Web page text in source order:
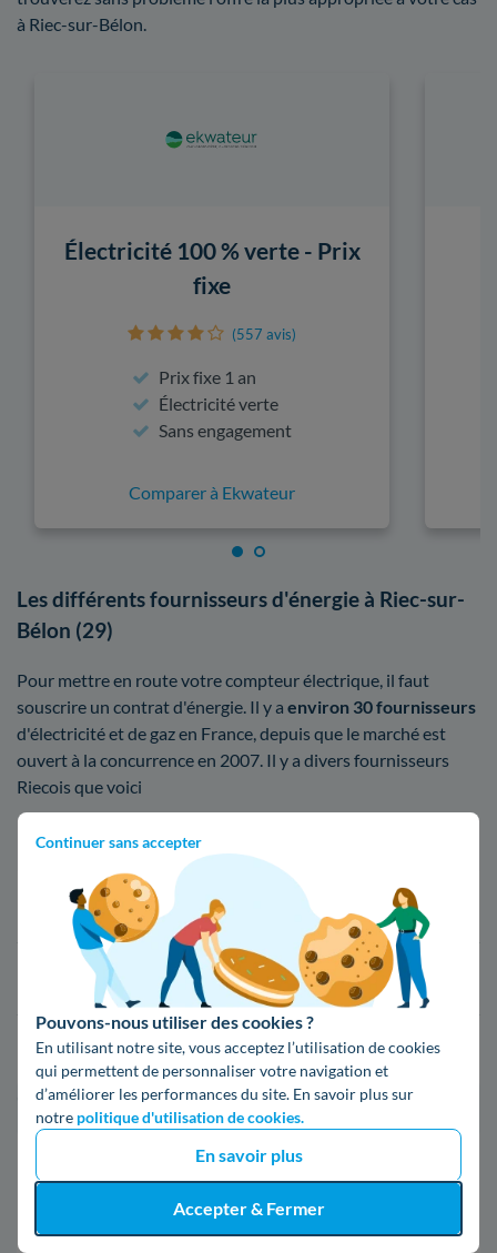
Continuer sans accepter
Pouvons-nous utiliser des cookies ?
En utilisant notre site, vous acceptez l’utilisation de cookies
qui permettent de personnaliser votre navigation et
d’améliorer les performances du site. En savoir plus sur
notre politique d'utilisation de cookies.
En savoir plus
Accepter & Fermer
à Riec-sur-Bélon.
Électricité 100 % verte - Prix
fixe
(557 avis)
Prix fixe 1 an
Électricité verte
Sans engagement
Comparer à Ekwateur
Les différents fournisseurs d'énergie à Riec-sur-
Bélon (29)
Pour mettre en route votre compteur électrique, il faut
souscrire un contrat d'énergie. Il y a environ 30 fournisseurs
d'électricité et de gaz en France, depuis que le marché est
ouvert à la concurrence en 2007. Il y a divers fournisseurs
Riecois que voici
Fournisseur
16,34 c€/kWh
16,400000000000002 c€/kWh
17,83 c€/kWh
*Prix TTC pour un forfait base d’une puissance de 6 kVA
Infos / souscriptions
(appel non surtaxé)